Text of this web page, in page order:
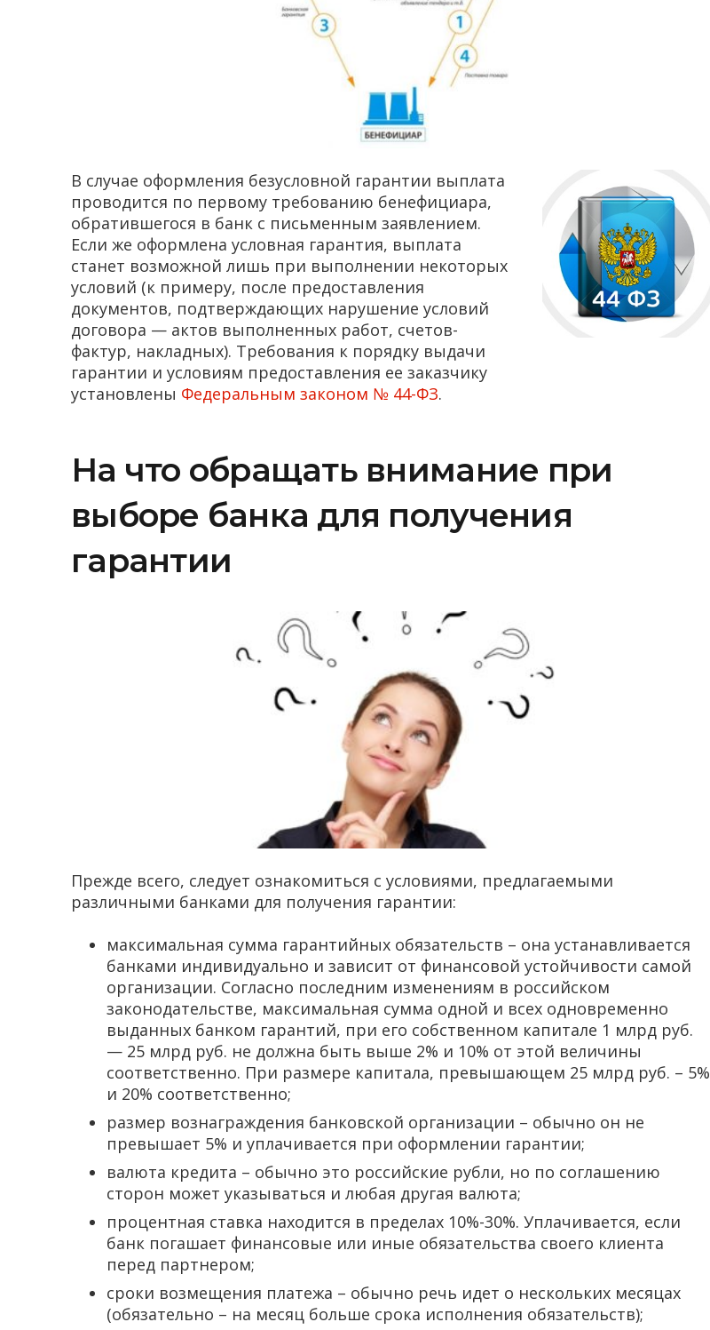
В случае оформления безусловной гарантии выплата
проводится по первому требованию бенефициара,
обратившегося в банк с письменным заявлением.
Если же оформлена условная гарантия, выплата
станет возможной лишь при выполнении некоторых
условий (к примеру, после предоставления
документов, подтверждающих нарушение условий
договора — актов выполненных работ, счетов-
фактур, накладных). Требования к порядку выдачи
гарантии и условиям предоставления ее заказчику
установлены Федеральным законом № 44-ФЗ.
На что обращать внимание при
выборе банка для получения
гарантии
Прежде всего, следует ознакомиться с условиями, предлагаемыми
различными банками для получения гарантии:
максимальная сумма гарантийных обязательств – она устанавливается
банками индивидуально и зависит от финансовой устойчивости самой
организации. Согласно последним изменениям в российском
законодательстве, максимальная сумма одной и всех одновременно
выданных банком гарантий, при его собственном капитале 1 млрд руб.
— 25 млрд руб. не должна быть выше 2% и 10% от этой величины
соответственно. При размере капитала, превышающем 25 млрд руб. – 5%
и 20% соответственно;
размер вознаграждения банковской организации – обычно он не
превышает 5% и уплачивается при оформлении гарантии;
валюта кредита – обычно это российские рубли, но по соглашению
сторон может указываться и любая другая валюта;
процентная ставка находится в пределах 10%-30%. Уплачивается, если
банк погашает финансовые или иные обязательства своего клиента
перед партнером;
сроки возмещения платежа – обычно речь идет о нескольких месяцах
(обязательно – на месяц больше срока исполнения обязательств);